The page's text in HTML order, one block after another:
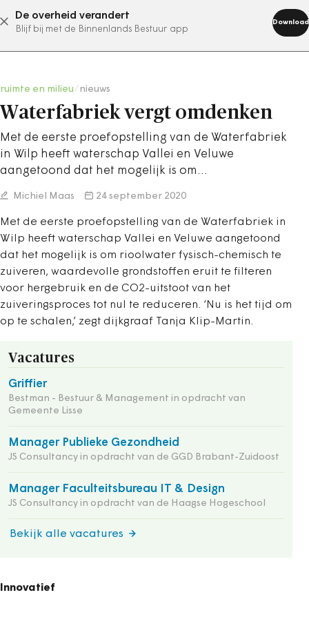
De overheid verandert
Blijf bij met de Binnenlands Bestuur app
Download
abonneer nu
ruimte en milieu nieuws
Waterfabriek vergt omdenken
Met de eerste proefopstelling van de Waterfabriek
in Wilp heeft waterschap Vallei en Veluwe
aangetoond dat het mogelijk is om…
Michiel Maas 24 september 2020
Met de eerste proefopstelling van de Waterfabriek in
Wilp heeft waterschap Vallei en Veluwe aangetoond
dat het mogelijk is om rioolwater fysisch-chemisch te
zuiveren, waardevolle grondstoffen eruit te filteren
voor hergebruik en de CO2-uitstoot van het
zuiveringsproces tot nul te reduceren. ‘Nu is het tijd om
op te schalen,’ zegt dijkgraaf Tanja Klip-Martin.
Vacatures
Griffier
Bestman - Bestuur & Management in opdracht van
Gemeente Lisse
Manager Publieke Gezondheid
JS Consultancy in opdracht van de GGD Brabant-Zuidoost
Manager Faculteitsbureau IT & Design
JS Consultancy in opdracht van de Haagse Hogeschool
Bekijk alle vacatures
Innovatief